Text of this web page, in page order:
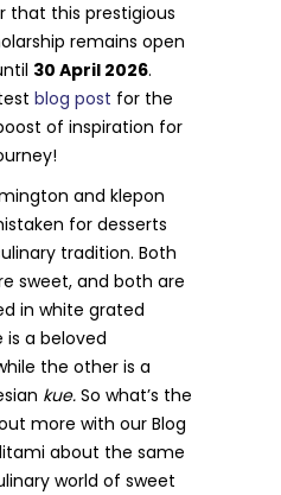
that this prestigious
remains open
30 April 2026.
blog post for the
of inspiration for
and klepon
for desserts
tradition. Both
sweet, and both are
in white grated
a beloved
the other is a
kue.So what’s the
more with our Blog
about the same
world of sweet